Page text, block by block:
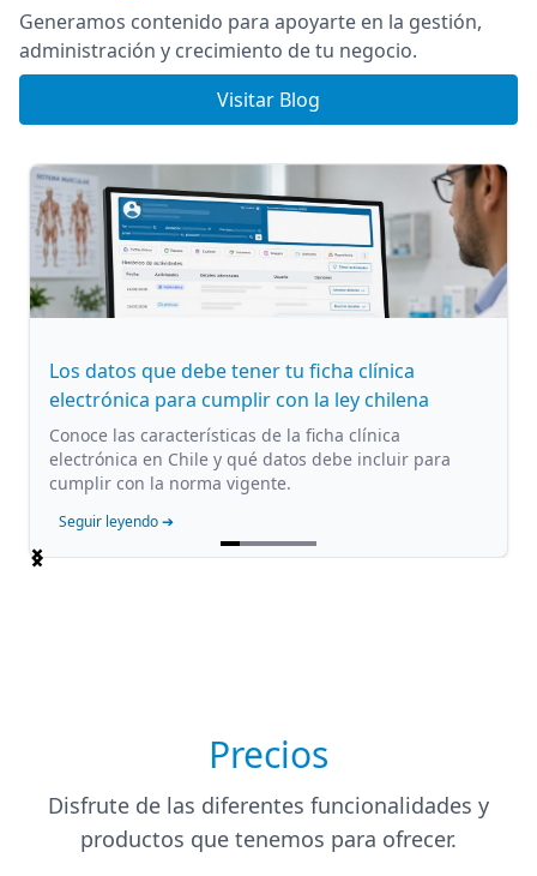
Generamos contenido para apoyarte en la gestión,
administración y crecimiento de tu negocio.
Visitar Blog
Los datos que debe tener tu ficha clínica
electrónica para cumplir con la ley chilena
Conoce las características de la ficha clínica
electrónica en Chile y qué datos debe incluir para
cumplir con la norma vigente.
Seguir leyendo ➔
Item
Precios
Disfrute de las diferentes funcionalidades y
productos que tenemos para ofrecer.